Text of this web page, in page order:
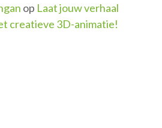
op Laat jouw verhaal
creatieve 3D-animatie!